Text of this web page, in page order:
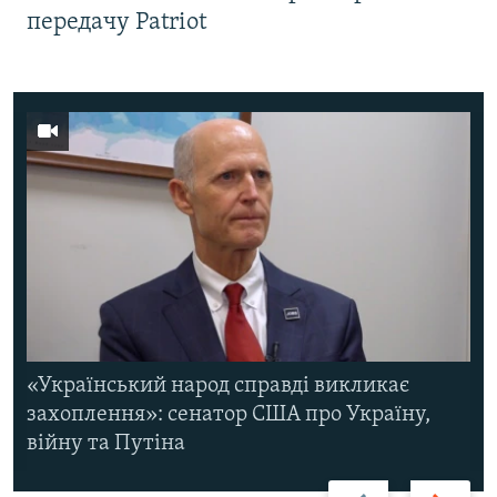
передачу Patriot
«Український народ справді викликає
захоплення»: сенатор США про Україну,
війну та Путіна